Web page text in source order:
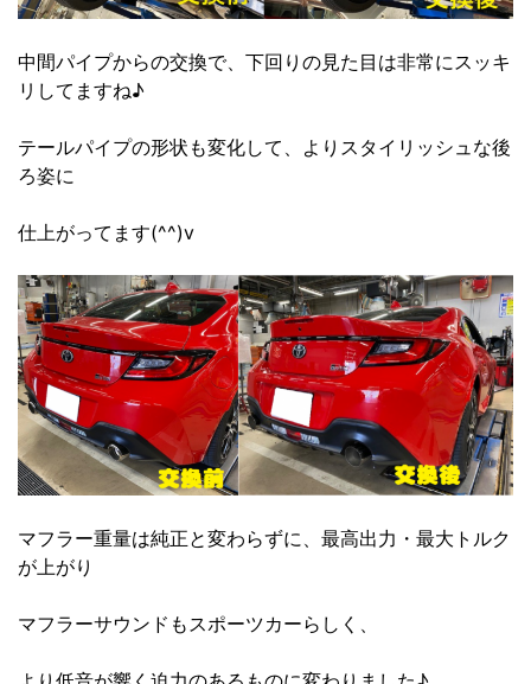
中間パイプからの交換で、下回りの見た目は非常にスッキ
リしてますね♪
テールパイプの形状も変化して、よりスタイリッシュな後
ろ姿に
仕上がってます(^^)v
マフラー重量は純正と変わらずに、最高出力・最大トルク
が上がり
マフラーサウンドもスポーツカーらしく、